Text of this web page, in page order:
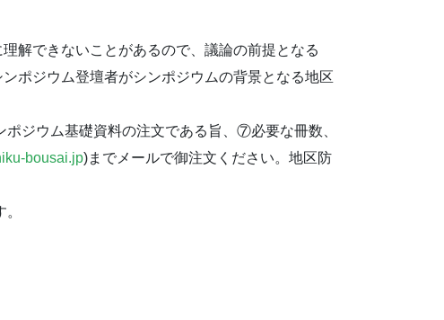
解できないことがあるので、 議論の前提となる
ポジウム登壇者がシンポジウムの背景と なる地区
ポジウム基礎資料の注文である旨、⑦必要な冊数、
bousai.jp)までメールで御注文ください。地区防